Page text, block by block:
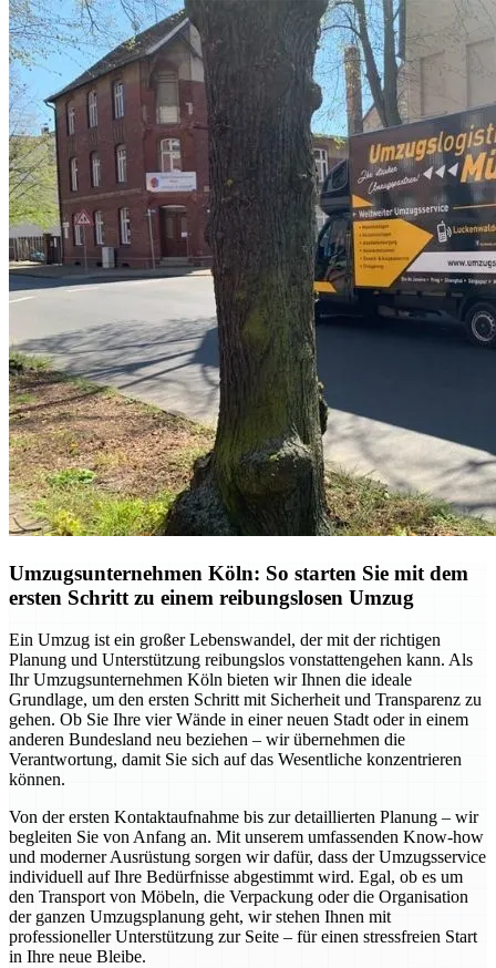
Umzugsunternehmen Köln: So starten Sie mit dem
ersten Schritt zu einem reibungslosen Umzug
Ein Umzug ist ein großer Lebenswandel, der mit der richtigen
Planung und Unterstützung reibungslos vonstattengehen kann. Als
Ihr Umzugsunternehmen Köln bieten wir Ihnen die ideale
Grundlage, um den ersten Schritt mit Sicherheit und Transparenz zu
gehen. Ob Sie Ihre vier Wände in einer neuen Stadt oder in einem
anderen Bundesland neu beziehen – wir übernehmen die
Verantwortung, damit Sie sich auf das Wesentliche konzentrieren
können.
Von der ersten Kontaktaufnahme bis zur detaillierten Planung – wir
begleiten Sie von Anfang an. Mit unserem umfassenden Know-how
und moderner Ausrüstung sorgen wir dafür, dass der Umzugsservice
individuell auf Ihre Bedürfnisse abgestimmt wird. Egal, ob es um
den Transport von Möbeln, die Verpackung oder die Organisation
der ganzen Umzugsplanung geht, wir stehen Ihnen mit
professioneller Unterstützung zur Seite – für einen stressfreien Start
in Ihre neue Bleibe.